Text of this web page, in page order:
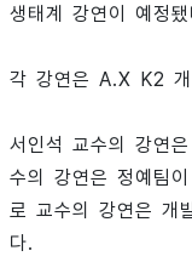
생태계 강연이 예정됐
각 강연은 A.X K2 개
서인석 교수의 강연
수의 강연은 정예팀
로 교수의 강연은 개
다.